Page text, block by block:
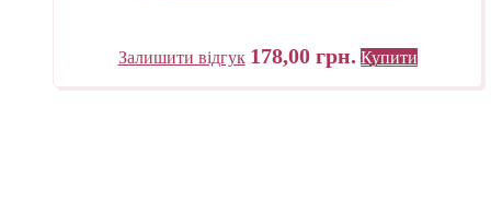
Залишити відгук 178,00 грн. Купити